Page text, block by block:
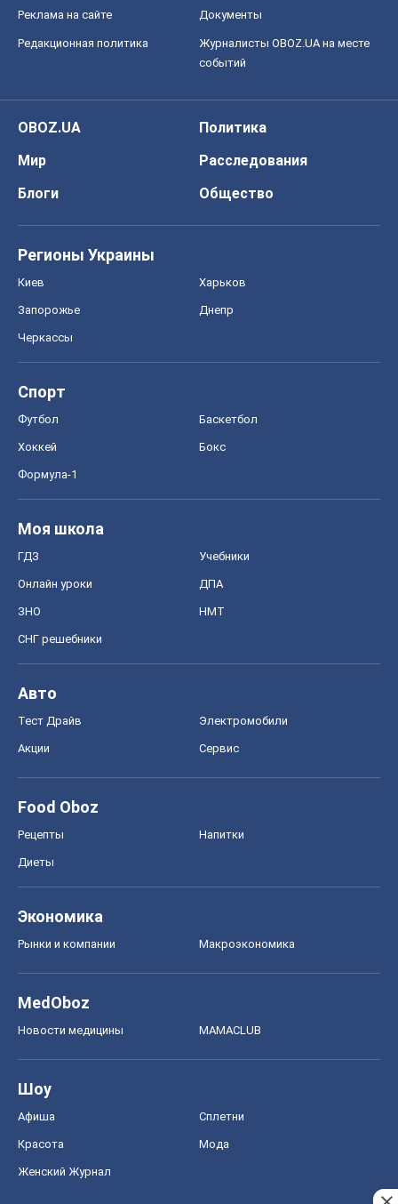
Реклама на сайте Документы
Редакционная политика
Журналисты OBOZ.UA на месте
событий
OBOZ.UA
Политика
Мир
Расследования
Блоги
Общество
Регионы Украины
Киев Харьков
Запорожье Днепр
Черкассы
Спорт
Футбол Баскетбол
Хоккей Бокс
Формула-1
Моя школа
ГДЗ Учебники
Онлайн уроки ДПА
ЗНО НМТ
СНГ решебники
Авто
Тест Драйв Электромобили
Акции Сервис
Food Oboz
Рецепты Напитки
Диеты
Экономика
Рынки и компании Mакроэкономика
MedOboz
Новости медицины MAMACLUB
Шоу
Афиша Сплетни
Красота Мода
Женский Журнал